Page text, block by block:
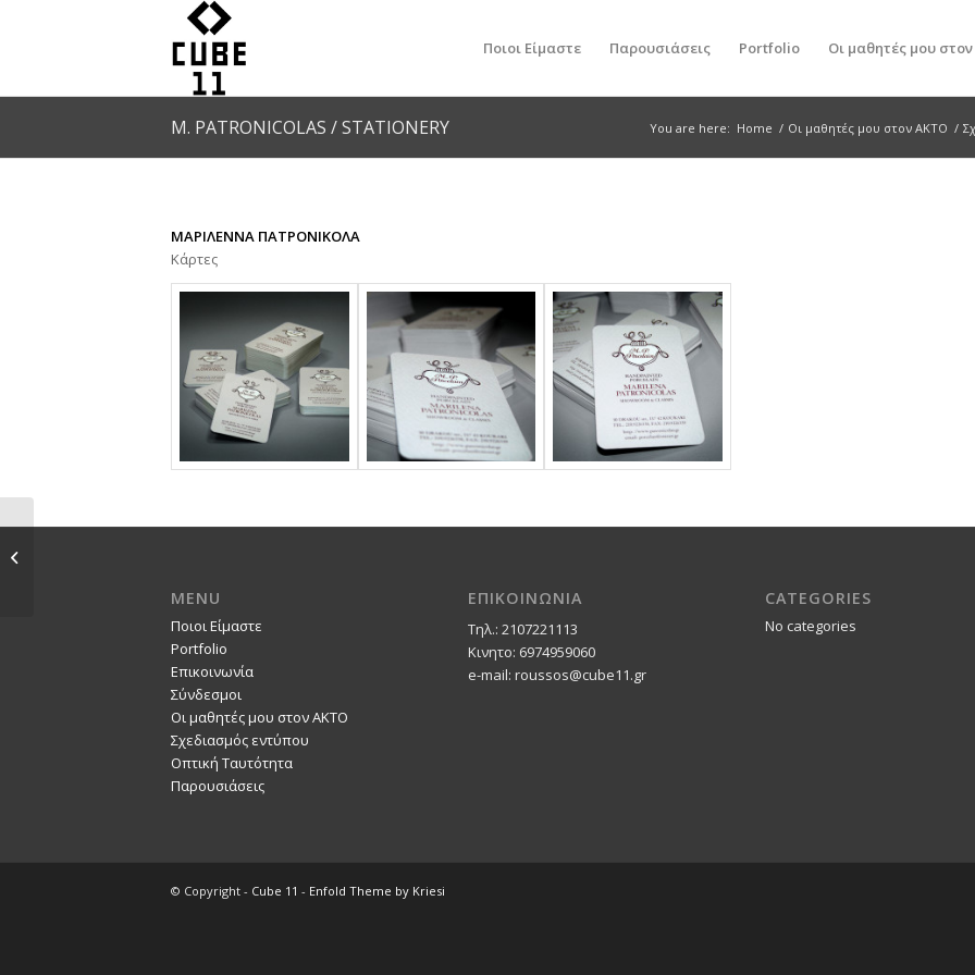
Ποιοι Είμαστε Παρουσιάσεις Portfolio Οι μαθητές μου
M. PATRONICOLAS / STATIONERY You are here: Home / Οι μαθητές μου στον ΑΚΤΟ /
ΜΑΡΙΛΕΝΝΑ ΠΑΤΡΟΝΙΚΟΛΑ
Κάρτες
MENU
Ποιοι Είμαστε
Portfolio
Επικοινωνία
Σύνδεσμοι
Οι μαθητές μου στον ΑΚΤΟ
Σχεδιασμός εντύπου
Οπτική Ταυτότητα
Παρουσιάσεις
ΕΠΙΚΟΙΝΩΝΙΑ
Τηλ.: 2107221113
Κινητο: 6974959060
e-mail: roussos@cube11.gr
CATEGORIES
No categories
© Copyright - Cube 11 - Enfold Theme by Kriesi